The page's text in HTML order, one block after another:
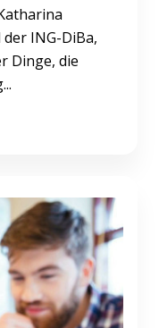
ING-DiBa,
Dinge, die